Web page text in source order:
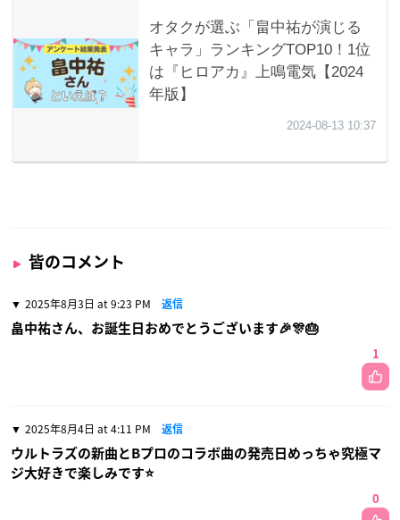
皆のコメント
2025年8月3日 at 9:23 PM 返信
畠中祐さん、お誕生日おめでとうございます🎉🎊🎂
1
2025年8月4日 at 4:11 PM 返信
ウルトラズの新曲とBプロのコラボ曲の発売日めっちゃ究極マ
ジ大好きで楽しみです⭐️
0